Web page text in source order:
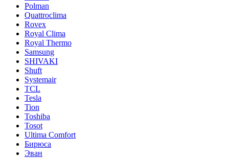
Polman
Quattroclima
Rovex
Royal Clima
Royal Thermo
Samsung
SHIVAKI
Shuft
Systemair
TCL
Tesla
Tion
Toshiba
Tosot
Ultima Comfort
Бирюса
Эван